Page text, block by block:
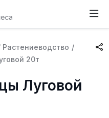
Растениеводство /
20т
Луговой